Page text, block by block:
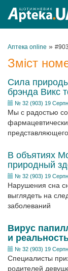
Аптека online » #903
Зміст
Сила
брэнда Викс
№ 32 (903) 19
Мы с радостью
В объятиях
природный
№ 32 (903) 19
Нарушения сна
выглядеть на
заболеваний
Вирус
и
№ 32 (903) 19
Специалисты
родителей